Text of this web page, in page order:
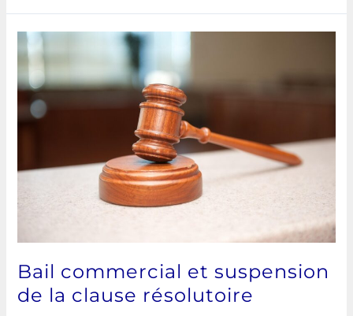
Bail commercial et suspension
de la clause résolutoire
Bail
commercial
et
suspension
de
résolutoire